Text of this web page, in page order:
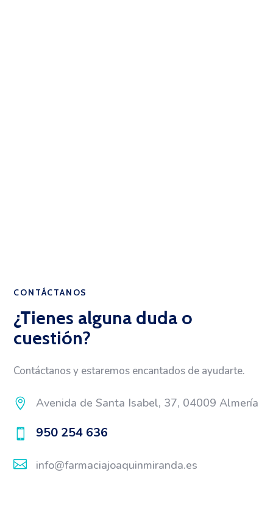
CONTÁCTANOS
¿Tienes alguna duda o
cuestión?
Contáctanos y estaremos encantados de ayudarte.
 Avenida de Santa Isabel, 37, 04009 Almería
 950 254 636
 info@farmaciajoaquinmiranda.es